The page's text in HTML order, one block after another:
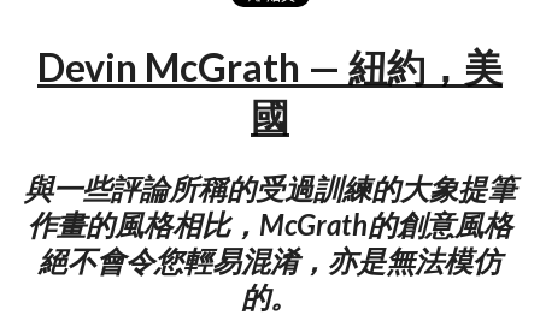
Devin McGrath — 紐約，美
國
與一些評論所稱的受過訓練的大象提筆
作畫的風格相比，McGrath的創意風格
絕不會令您輕易混淆，亦是無法模仿
的。